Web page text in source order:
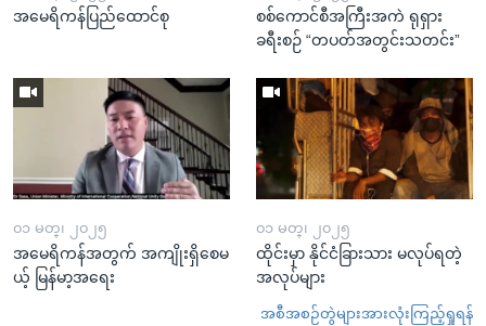
အမေရိကန်ပြည်ထောင်စု
စစ်ကောင်စီအကြီးအကဲ ရုရှား
ခရီးစဉ် “တပတ်အတွင်းသတင်း”
၀၁ မတ္၊ ၂၀၂၅
အမေရိကန်အတွက် အကျိုးရှိစေမ
ယ့် မြန်မာ့အရေး
၀၁ မတ္၊ ၂၀၂၅
ထိုင်းမှာ နိုင်ငံခြားသား မလုပ်ရတဲ့
အလုပ်များ
အစီအစဉ်တွဲများအားလုံးကြည့်ရှုရန်